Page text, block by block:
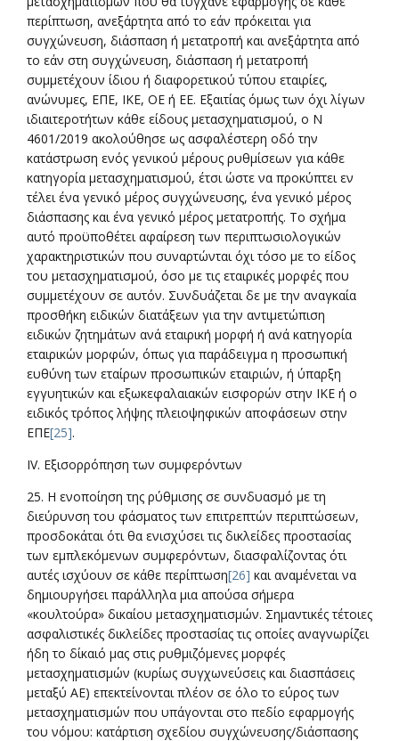
περίπτωση, ανεξάρτητα από το εάν πρόκειται για
συγχώνευση, διάσπαση ή μετατροπή και ανεξάρτητα από
το εάν στη συγχώνευση, διάσπαση ή μετατροπή
συμμετέχουν ίδιου ή διαφορετικού τύπου εταιρίες,
ανώνυμες, ΕΠΕ, ΙΚΕ, ΟΕ ή ΕΕ. Εξαιτίας όμως των όχι λίγων
ιδιαιτεροτήτων κάθε είδους μετασχηματισμού, ο Ν
4601/2019 ακολούθησε ως ασφαλέστερη οδό την
κατάστρωση ενός γενικού μέρους ρυθμίσεων για κάθε
κατηγορία μετασχηματισμού, έτσι ώστε να προκύπτει εν
τέλει ένα γενικό μέρος συγχώνευσης, ένα γενικό μέρος
διάσπασης και ένα γενικό μέρος μετατροπής. Το σχήμα
αυτό προϋποθέτει αφαίρεση των περιπτωσιολογικών
χαρακτηριστικών που συναρτώνται όχι τόσο με το είδος
του μετασχηματισμού, όσο με τις εταιρικές μορφές που
συμμετέχουν σε αυτόν. Συνδυάζεται δε με την αναγκαία
προσθήκη ειδικών διατάξεων για την αντιμετώπιση
ειδικών ζητημάτων ανά εταιρική μορφή ή ανά κατηγορία
εταιρικών μορφών, όπως για παράδειγμα η προσωπική
ευθύνη των εταίρων προσωπικών εταιριών, ή ύπαρξη
εγγυητικών και εξωκεφαλαιακών εισφορών στην ΙΚΕ ή ο
ειδικός τρόπος λήψης πλειοψηφικών αποφάσεων στην
ΕΠΕ[25].
IV. Eξισορρόπηση των συμφερόντων
25. Η ενοποίηση της ρύθμισης σε συνδυασμό με τη
διεύρυνση του φάσματος των επιτρεπτών περιπτώσεων,
προσδοκάται ότι θα ενισχύσει τις δικλείδες προστασίας
των εμπλεκόμενων συμφερόντων, διασφαλίζοντας ότι
αυτές ισχύουν σε κάθε περίπτωση[26] και αναμένεται να
δημιουργήσει παράλληλα μια απούσα σήμερα
«κουλτούρα» δικαίου μετασχηματισμών. Σημαντικές τέτοιες
ασφαλιστικές δικλείδες προστασίας τις οποίες αναγνωρίζει
ήδη το δίκαιό μας στις ρυθμιζόμενες μορφές
μετασχηματισμών (κυρίως συγχωνεύσεις και διασπάσεις
μεταξύ ΑΕ) επεκτείνονται πλέον σε όλο το εύρος των
μετασχηματισμών που υπάγονται στο πεδίο εφαρμογής
του νόμου: κατάρτιση σχεδίου συγχώνευσης/διάσπασης